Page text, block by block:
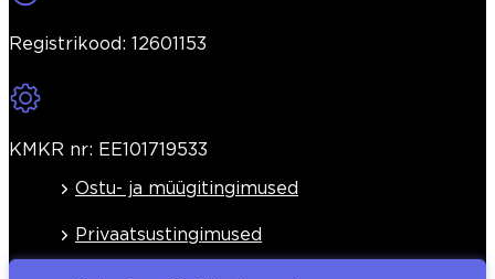
Registrikood: 12601153
KMKR nr: EE101719533
Ostu- ja müügitingimused
Privaatsustingimused